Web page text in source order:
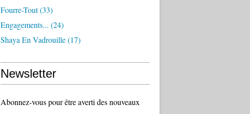
Fourre-Tout(33)
Engagements... (24)
Shaya En Vadrouille(17)
Newsletter
Abonnez-vous pour être averti des nouveaux